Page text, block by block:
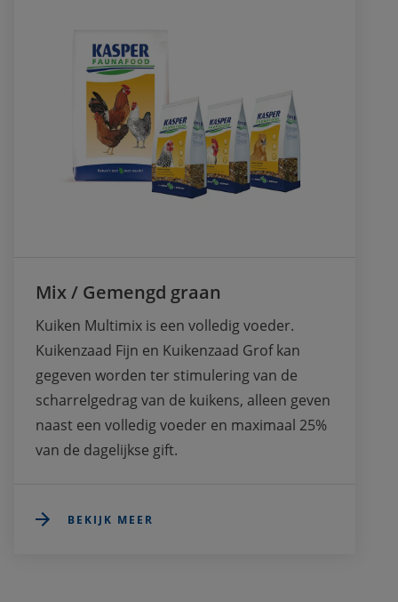
Mix / Gemengd graan
Kuiken Multimix is een volledig voeder.
Kuikenzaad Fijn en Kuikenzaad Grof kan
gegeven worden ter stimulering van de
scharrelgedrag van de kuikens, alleen geven
naast een volledig voeder en maximaal 25%
van de dagelijkse gift.
BEKIJK MEER